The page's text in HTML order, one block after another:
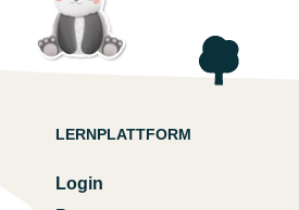
LERNPLATTFORM
Login